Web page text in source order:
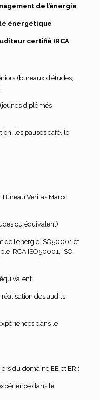
de l’énergie
énergétique
certifié IRCA
(bureaux d’études,
diplômés
les pauses café, le
Veritas Maroc
ou équivalent)
l’énergie ISO50001 et
IRCA ISO50001, ISO
des audits
dans le
du domaine EE et ER ;
dans le